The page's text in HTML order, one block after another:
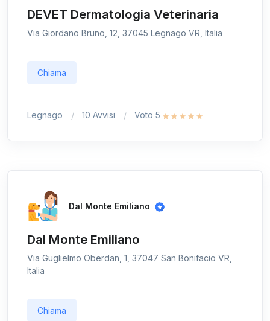
DEVET Dermatologia Veterinaria
Via Giordano Bruno, 12, 37045 Legnago VR, Italia
Chiama
Legnago 10 Avvisi Voto 5
Dal Monte Emiliano
Dal Monte Emiliano
Via Guglielmo Oberdan, 1, 37047 San Bonifacio VR,
Italia
Chiama